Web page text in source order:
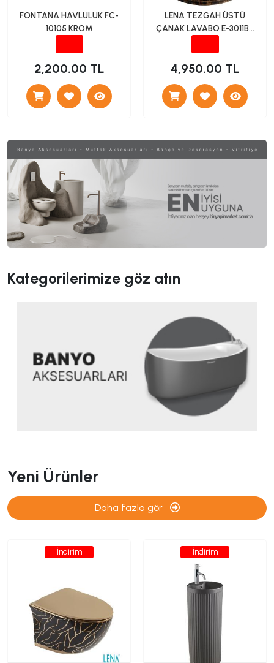
FONTANA HAVLULUK FC-
10105 KROM
2,200.00 TL
LENA TEZGAH ÜSTÜ
ÇANAK LAVABO E-3011BR
4,950.00 TL
Kategorilerimize göz atın
Yeni Ürünler
Daha fazla gör
İndirim İndirim